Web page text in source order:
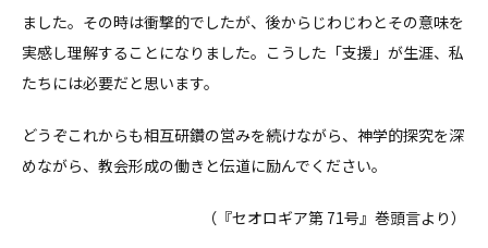
ました。その時は衝撃的でしたが、後からじわじわとその意味を
実感し理解することになりました。こうした「支援」が生涯、私
たちには必要だと思います。
どうぞこれからも相互研鑽の営みを続けながら、神学的探究を深
めながら、教会形成の働きと伝道に励んでください。
（『セオロギア第 71号』巻頭言より）